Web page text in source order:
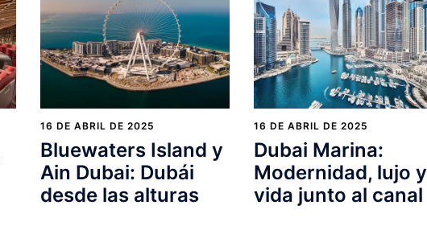
16 DE ABRIL DE 2025
Bluewaters Island y
Ain Dubai: Dubái
desde las alturas
16 DE ABRIL DE 2025
Dubai Marina:
Modernidad, lujo y
vida junto al canal